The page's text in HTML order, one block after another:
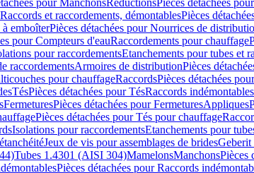
pour ManchonsRéductionsPièces détachées
Raccords et raccordements, démontablesPièces
emboîterPièces détachées pour Nourrices de
pour Compteurs d'eauRaccordements pour chauffage
pour raccordementsEtanchements pour tubes et
raccordementsArmoires de distributionPièces
pour chauffageRaccordsPièces détachées
TésPièces détachées pour TésRaccords indémontables
FermeturesPièces détachées pour FermeturesAppliques
Pièces détachées pour Tés pour chauffage
Isolations pour raccordementsEtanchements pour
Jeux de vis pour assemblages de bridesGeberit
Tubes 1.4301 (AISI 304)MamelonsManchonsPièces
Pièces détachées pour Raccords